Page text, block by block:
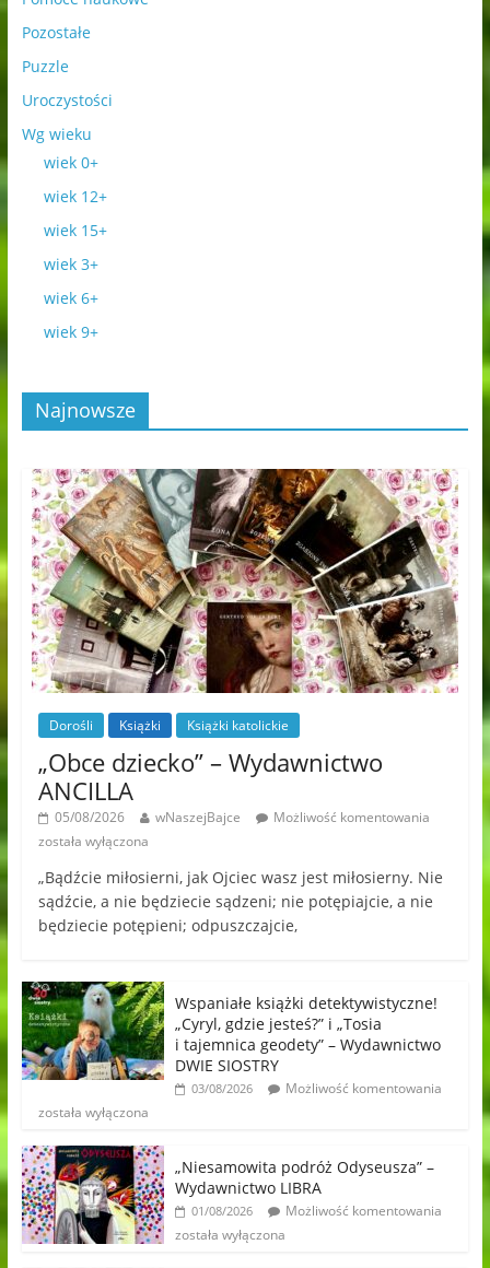
Pozostałe
Puzzle
Uroczystości
Wg wieku
wiek 0+
wiek 12+
wiek 15+
wiek 3+
wiek 6+
wiek 9+
Najnowsze
Dorośli Książki Książki katolickie
„Obce dziecko” – Wydawnictwo
ANCILLA
05/08/2026 wNaszejBajce
Możliwość komentowania
została wyłączona
„Bądźcie miłosierni, jak Ojciec wasz jest miłosierny. Nie
sądźcie, a nie będziecie sądzeni; nie potępiajcie, a nie
będziecie potępieni; odpuszczajcie,
Wspaniałe książki detektywistyczne!
„Cyryl, gdzie jesteś?” i „Tosia
i tajemnica geodety” – Wydawnictwo
DWIE SIOSTRY
03/08/2026
Możliwość komentowania
została wyłączona
„Niesamowita podróż Odyseusza” –
Wydawnictwo LIBRA
01/08/2026
Możliwość komentowania
została wyłączona